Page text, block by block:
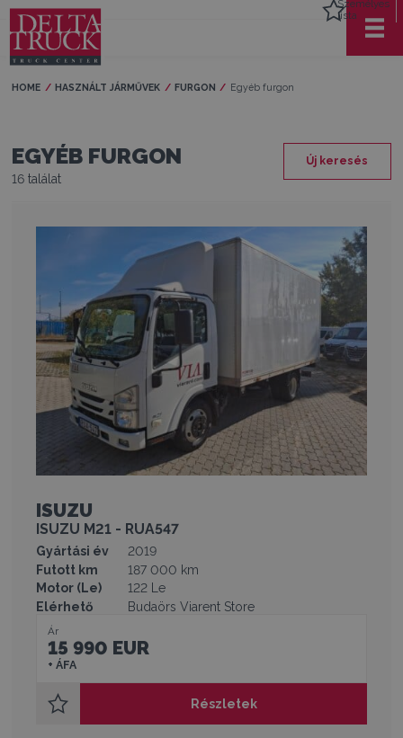
Személyes
lista
HOME HASZNÁLT JÁRMŰVEK FURGON Current:
Egyéb furgon
Új keresés
EGYÉB FURGON
16 találat
ISUZU
ISUZU M21 - RUA547
Gyártási év
2019
Futott km
187 000 km
Motor (Le)
122 Le
Elérhető
Budaörs Viarent Store
Ár
15 990 EUR
+ ÁFA
Részletek